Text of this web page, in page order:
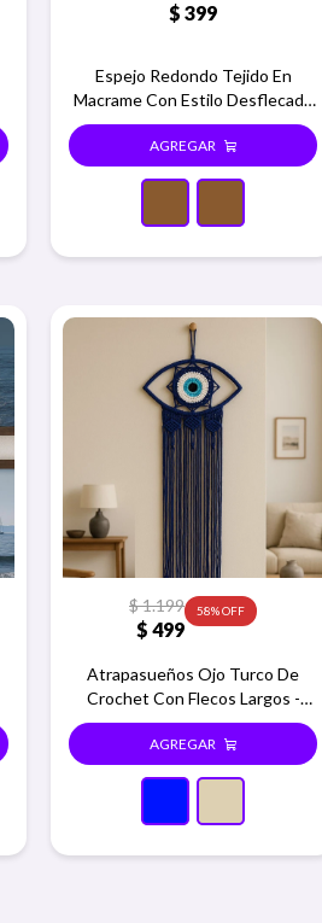
$ 399
Espejo Redondo Tejido En
Macrame Con Estilo Desflecado
- Macramar chico
$ 499
$1.199 58
Atrapasueños Ojo Turco De
Crochet Con Flecos Largos -
Azul